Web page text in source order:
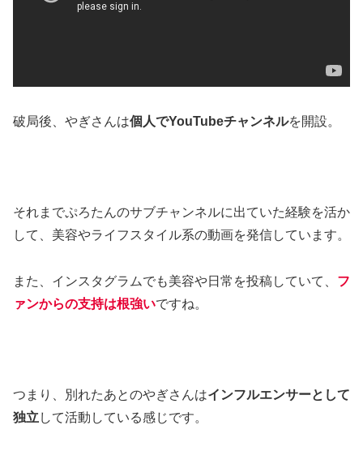
破局後、やぎさんは個人でYouTubeチャンネルを開設。
それまでぷろたんのサブチャンネルに出ていた経験を活か
して、美容やライフスタイル系の動画を発信しています。
また、インスタグラムでも美容や日常を投稿していて、 フ
ァンからの支持は根強いですね。
つまり、別れたあとのやぎさんはインフルエンサーとして
独立 して活動している感じです。